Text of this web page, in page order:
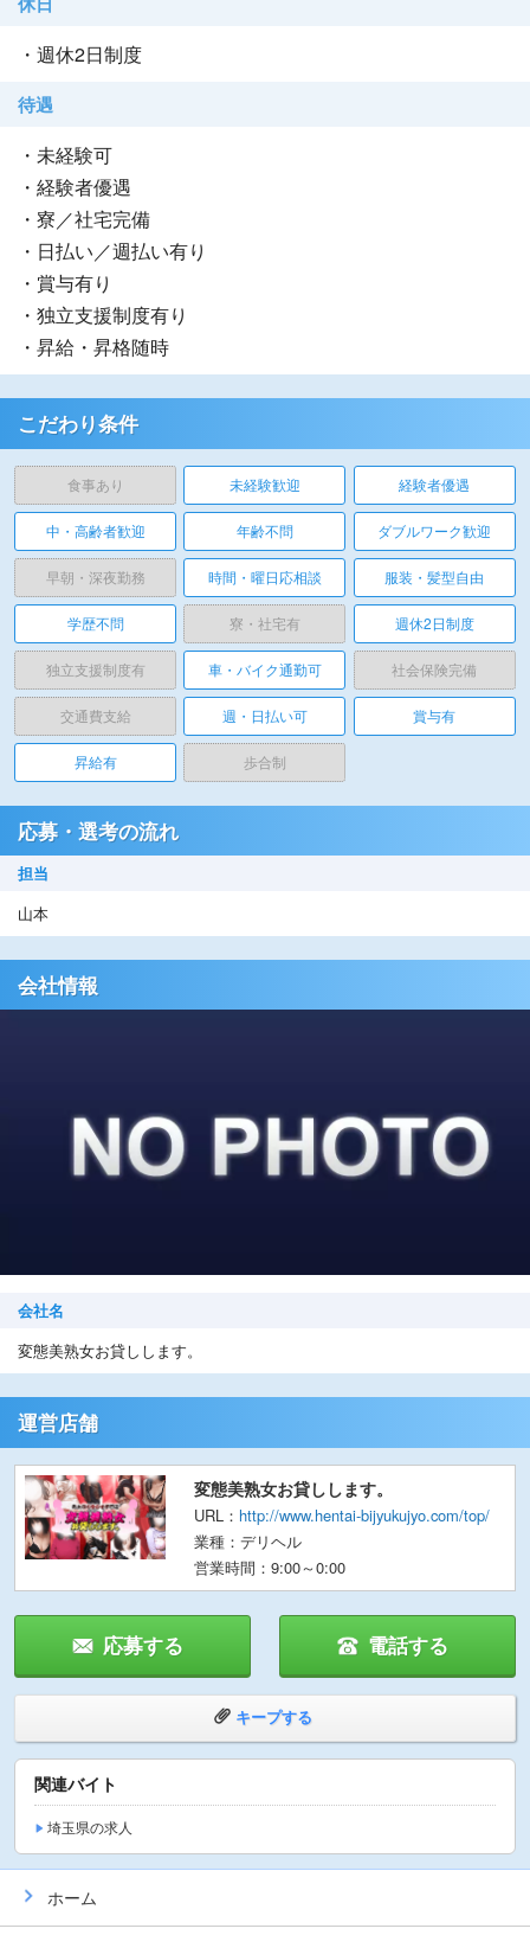
・週休2日制度
待遇
・未経験可
・経験者優遇
・寮／社宅完備
・日払い／週払い有り
・賞与有り
・独立支援制度有り
・昇給・昇格随時
こだわり条件
食事あり 未経験歓迎 経験者優遇
中・高齢者歓迎 年齢不問 ダブルワーク歓迎
早朝・深夜勤務 時間・曜日応相談 服装・髪型自由
学歴不問 寮・社宅有 週休2日制度
独立支援制度有 車・バイク通勤可 社会保険完備
交通費支給 週・日払い可 賞与有
昇給有 歩合制
応募・選考の流れ
担当
山本
会社情報
会社名
変態美熟女お貸しします。
運営店舗
変態美熟女お貸しします。
URL： http://www.hentai-bijyukujyo.com/top/
業種：デリヘル
営業時間：9:00～0:00
応募する 電話する
キープする
関連バイト
埼玉県の求人
ホーム